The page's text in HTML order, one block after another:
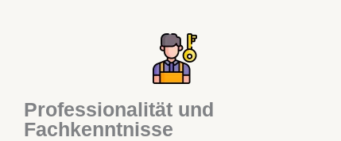
Professionalität und
Fachkenntnisse